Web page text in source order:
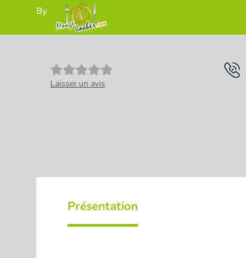
By
Laisser un avis
Présentation